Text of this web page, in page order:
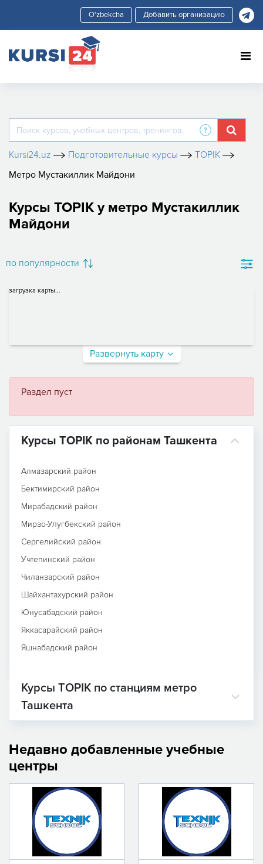
Добавить организацию
Kursi24.uz Подготовительные курсы
TOPIK
Метро Мустакиллик Майдони
Курсы TOPIK у метро Мустакиллик
Майдони
по популярности
загрузка карты...
Развернуть карту
Раздел пуст
Курсы TOPIK по районам Ташкента
Алмазарский район
Бектимирский район
Мирабадский район
Мирзо-Улугбекский район
Сергелийский район
Учтепинский район
Чиланзарский район
Шайхантахурский район
Юнусабадский район
Яккасарайский район
Яшнабадский район
Курсы TOPIK по станциям метро
Ташкента
Недавно добавленные учебные
центры